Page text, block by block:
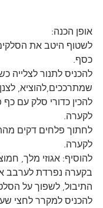
אופן הכנה:
לשטוף היטב את הסלקים
כסף.
להכניס לתנור לצלייה
שמתרככים,להוציא,
להכין כדורי סלק עם כף
לקערה.
לחתוך פלחים דקים
לקערה.
להוסיף: אגוזי מלך,
בקערה נפרדת לערבב
התיבול, לשפוך על
להכניס למקרר לחצי